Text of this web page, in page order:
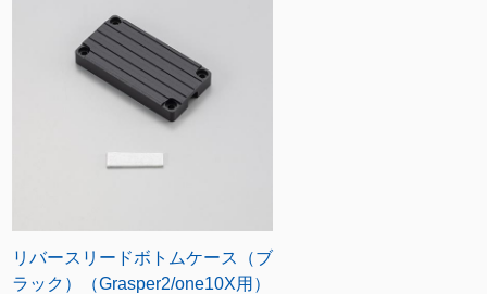
リバースリードボトムケース（ブ
ラック）（Grasper2/one10X用）